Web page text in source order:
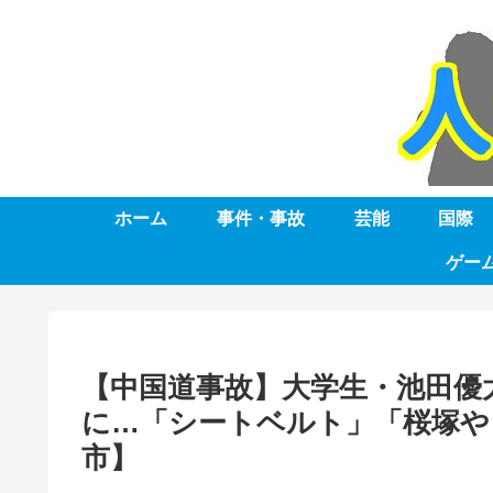
ホーム 事件・事故 芸能 国際
ゲー
【中国道事故】大学生・池田
に…「シートベルト」「桜塚
市】